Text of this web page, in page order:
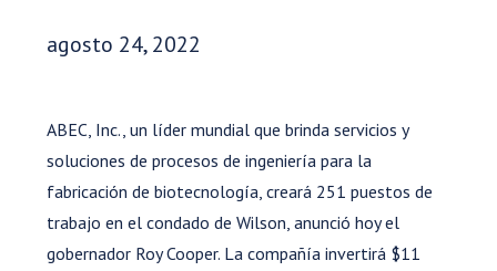
Fecha de publicación:
agosto 24, 2022
ABEC, Inc., un líder mundial que brinda servicios y
soluciones de procesos de ingeniería para la
fabricación de biotecnología, creará 251 puestos de
trabajo en el condado de Wilson, anunció hoy el
gobernador Roy Cooper. La compañía invertirá $11